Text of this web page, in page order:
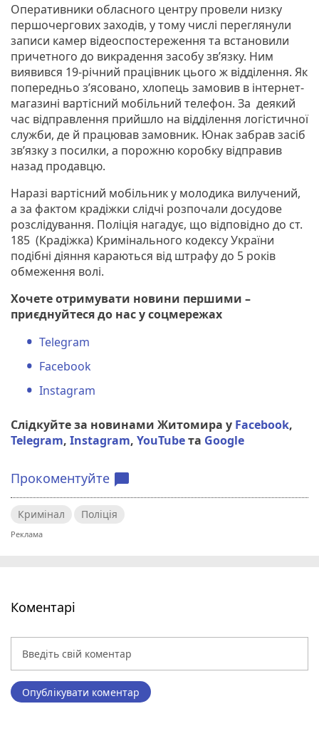
Оперативники обласного центру провели низку
першочергових заходів, у тому числі переглянули
записи камер відеоспостереження та встановили
причетного до викрадення засобу зв’язку. Ним
виявився 19-річний працівник цього ж відділення. Як
попередньо з’ясовано, хлопець замовив в інтернет-
магазині вартісний мобільний телефон. За деякий
час відправлення прийшло на відділення логістичної
служби, де й працював замовник. Юнак забрав засіб
зв’язку з посилки, а порожню коробку відправив
назад продавцю.
Наразі вартісний мобільник у молодика вилучений,
а за фактом крадіжки слідчі розпочали досудове
розслідування. Поліція нагадує, що відповідно до ст.
185 (Крадіжка) Кримінального кодексу України
подібні діяння караються від штрафу до 5 років
обмеження волі.
Хочете отримувати новини першими –
приєднуйтеся до нас у соцмережах
Telegram
Facebook
Instagram
Слідкуйте за новинами Житомира у Facebook,
Telegram, Instagram, YouTubeта Google
Прокоментуйте chat_bubble
Кримінал Поліція
Коментарі
Опублікувати коментар